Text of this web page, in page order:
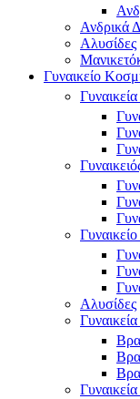
Ανδρικά
Αλυσίδες
Γυναικείο
Αλυσίδες